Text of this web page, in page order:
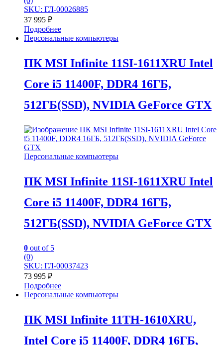
SKU: ГЛ-00026885
37 995 ₽
Подробнее
Персональные компьютеры
ПК MSI Infinite 11SI-1611XRU Intel
Core i5 11400F, DDR4 16ГБ,
512ГБ(SSD), NVIDIA GeForce GTX
Персональные компьютеры
ПК MSI Infinite 11SI-1611XRU Intel
Core i5 11400F, DDR4 16ГБ,
512ГБ(SSD), NVIDIA GeForce GTX
0 out of 5
(0)
SKU: ГЛ-00037423
73 995 ₽
Подробнее
Персональные компьютеры
ПК MSI Infinite 11TH-1610XRU,
Intel Core i5 11400F, DDR4 16ГБ,